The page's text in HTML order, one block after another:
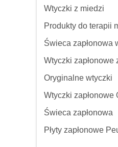
Wtyczki z miedzi
Produkty do terapii
Świeca zapłonowa
Wtyczki zapłonowe
Oryginalne wtyczki
Wtyczki zapłonowe
Świeca zapłonowa
Płyty zapłonowe